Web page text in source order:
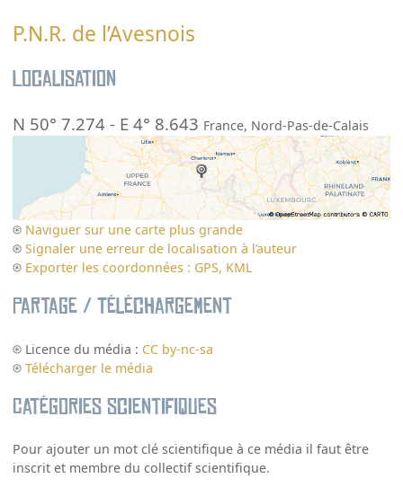
P.N.R. de l’Avesnois
Localisation
N 50° 7.274 - E 4° 8.643 France, Nord-Pas-de-Calais
Naviguer sur une carte plus grande
Signaler une erreur de localisation à l’auteur
Exporter les coordonnées : GPS, KML
Partage / Téléchargement
Licence du média : CC by-nc-sa
Télécharger le média
Catégories scientifiques
Pour ajouter un mot clé scientifique à ce média il faut être
inscrit et membre du collectif scientifique.